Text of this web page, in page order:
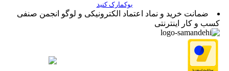
بوکمارک کنید
ضمانت خرید و نماد اعتماد الکترونیکی و لوگو انجمن صنفی
کسب و کار اینترنتی